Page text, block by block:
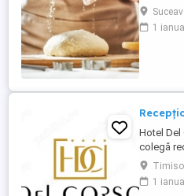
DE
CARE A
rețetar; -
1
Hotel Del
colegă
engleze
zile
1